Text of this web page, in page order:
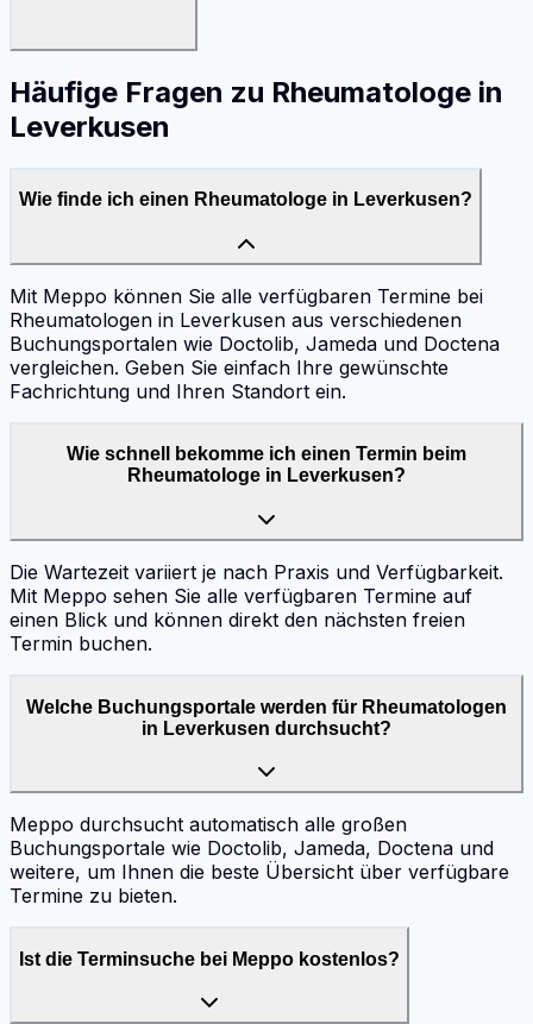
Häufige Fragen zu Rheumatologe in
Leverkusen
Wie finde ich einen Rheumatologe in Leverkusen?
Mit Meppo können Sie alle verfügbaren Termine bei
Rheumatologen in Leverkusen aus verschiedenen
Buchungsportalen wie Doctolib, Jameda und Doctena
vergleichen. Geben Sie einfach Ihre gewünschte
Fachrichtung und Ihren Standort ein.
Wie schnell bekomme ich einen Termin beim
Rheumatologe in Leverkusen?
Die Wartezeit variiert je nach Praxis und Verfügbarkeit.
Mit Meppo sehen Sie alle verfügbaren Termine auf
einen Blick und können direkt den nächsten freien
Termin buchen.
Welche Buchungsportale werden für Rheumatologen
in Leverkusen durchsucht?
Meppo durchsucht automatisch alle großen
Buchungsportale wie Doctolib, Jameda, Doctena und
weitere, um Ihnen die beste Übersicht über verfügbare
Termine zu bieten.
Ist die Terminsuche bei Meppo kostenlos?